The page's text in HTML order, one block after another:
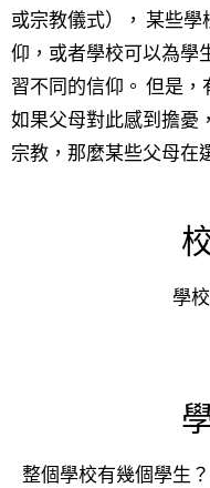
或宗教儀式）， 某些
仰，或者學校可以為學
習不同的信仰。 但是，
如果父母對此感到擔憂
宗教，那麼某些父母在
學
整個學校有幾個學生